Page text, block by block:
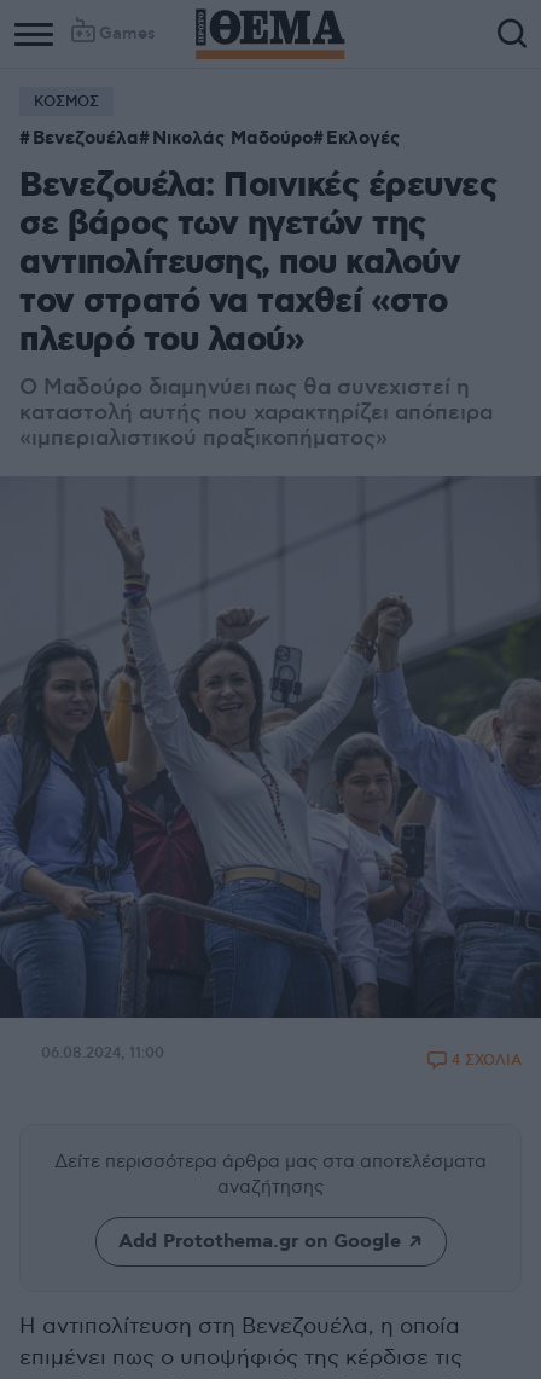
Games
ΚΟΣΜΟΣ
Βενεζουέλα Νικολάς Μαδούρο Εκλογές
Βενεζουέλα: Ποινικές έρευνες
σε βάρος των ηγετών της
αντιπολίτευσης, που καλούν
τον στρατό να ταχθεί «στο
πλευρό του λαού»
Ο Μαδούρο διαμηνύει πως θα συνεχιστεί η
καταστολή αυτής που χαρακτηρίζει απόπειρα
«ιμπεριαλιστικού πραξικοπήματος»
06.08.2024, 11:00 4 ΣΧΟΛΙΑ
Δείτε περισσότερα άρθρα μας στα αποτελέσματα
αναζήτησης
Add Protothema.gr on Google
Η αντιπολίτευση στη Βενεζουέλα, η οποία
επιμένει πως ο υποψήφιός της κέρδισε τις